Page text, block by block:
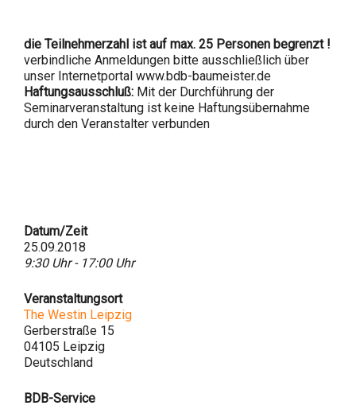
die Teilnehmerzahl ist auf max. 25 Personen begrenzt !
verbindliche Anmeldungen bitte ausschließlich über
unser Internetportal www.bdb-baumeister.de
Haftungsausschluß: Mit der Durchführung der
Seminarveranstaltung ist keine Haftungsübernahme
durch den Veranstalter verbunden
Datum/Zeit
25.09.2018
9:30 Uhr - 17:00 Uhr
Veranstaltungsort
The Westin Leipzig
Gerberstraße 15
04105 Leipzig
Deutschland
BDB-Service